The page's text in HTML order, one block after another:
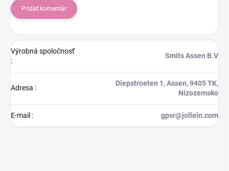
Pridať komentár
Výrobná spoločnosť
:
Smits Assen B.V
Adresa :
Diepstroeten 1, Assen, 9405 TK,
Nizozemsko
E-mail : gpsr@jollein.com